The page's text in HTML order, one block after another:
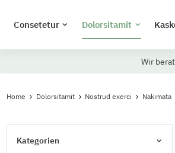
Consetetur Dolorsitamit
Wir
Home Dolorsitamit Nostrud exerci Nakimata
Kategorien